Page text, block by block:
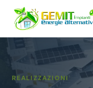
REALIZZAZIONI